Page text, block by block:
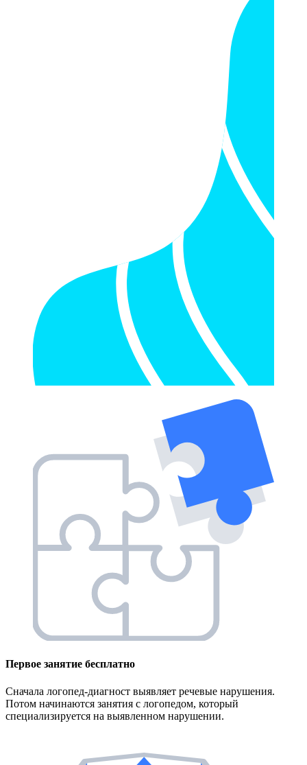
Первое занятие бесплатно
Сначала логопед-диагност выявляет речевые нарушения.
Потом начинаются занятия с логопедом, который
специализируется на выявленном нарушении.